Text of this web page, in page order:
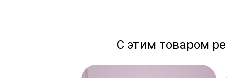
С этим товаром